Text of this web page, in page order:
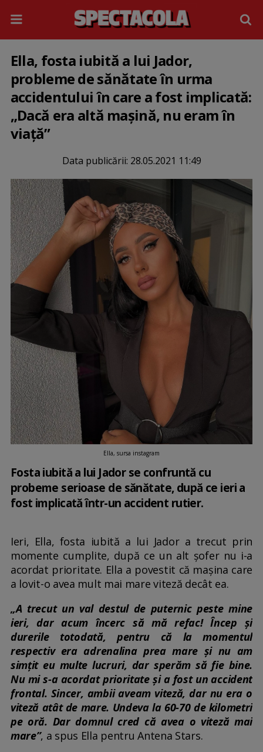
Ella, fosta iubită a lui Jador,
probleme de sănătate în urma
accidentului în care a fost implicată:
„Dacă era altă mașină, nu eram în
viață”
Data publicării: 28.05.2021 11:49
Ella, sursa instagram
Fosta iubită a lui Jador se confruntă cu
probeme serioase de sănătate, după ce ieri a
fost implicată într-un accident rutier.
Ieri, Ella, fosta iubită a lui Jador a trecut prin
momente cumplite, după ce un alt șofer nu i-a
acordat prioritate. Ella a povestit că mașina care
a lovit-o avea mult mai mare viteză decât ea.
„A trecut un val destul de puternic peste mine
ieri, dar acum încerc să mă refac! Încep și
durerile totodată, pentru că la momentul
respectiv era adrenalina prea mare și nu am
simțit eu multe lucruri, dar sperăm să fie bine.
Nu mi s-a acordat prioritate și a fost un accident
frontal. Sincer, ambii aveam viteză, dar nu era o
viteză atât de mare. Undeva la 60-70 de kilometri
pe oră. Dar domnul cred că avea o viteză mai
mare”, a spus Ella pentru Antena Stars.